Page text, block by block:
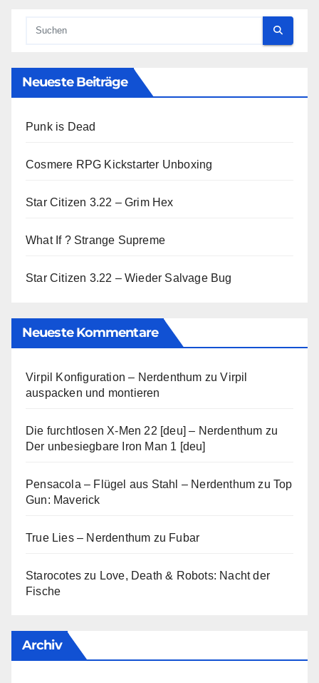
Neueste Beiträge
Punk is Dead
Cosmere RPG Kickstarter Unboxing
Star Citizen 3.22 – Grim Hex
What If ? Strange Supreme
Star Citizen 3.22 – Wieder Salvage Bug
Neueste Kommentare
Virpil Konfiguration – Nerdenthum zuVirpil
auspacken und montieren
Die furchtlosen X-Men 22 [deu] – Nerdenthum zu
Der unbesiegbare Iron Man 1 [deu]
Pensacola – Flügel aus Stahl – Nerdenthum zuTop
Gun: Maverick
True Lies – Nerdenthum zu Fubar
Starocotes zu Love, Death & Robots: Nacht der
Fische
Archiv